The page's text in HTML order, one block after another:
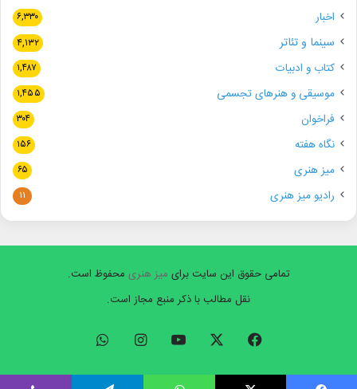
اخبار ۶,۳۳۰
سینما و تئاتر ۴,۱۳۲
کتاب و ادبیات ۱,۴۸۷
موسیقی و هنرهای تجسمی ۱,۴۵۵
فراخوان ۳۰۴
نگاه هفته ۱۵۶
میز هنری ۶۵
رادیو میز هنری ۱۱
تمامی حقوق این سایت برای میز هنری محفوظ است.
نقل مطالب با ذکر منبع مجاز است.
فیسبوک ایکس یوتیوب اینستاگرام
آپ